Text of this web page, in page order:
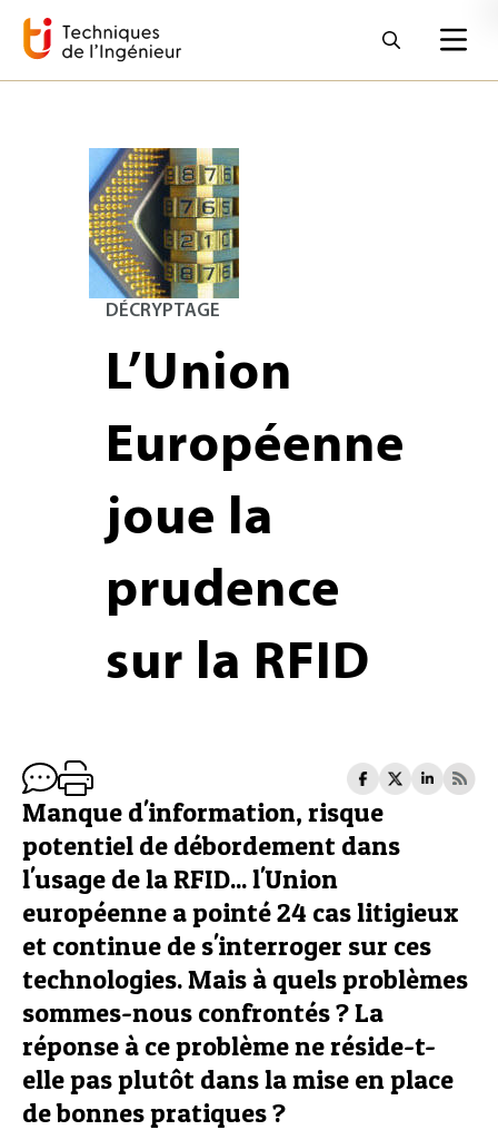
DÉCRYPTAGE
L’Union
Européenne
joue la
prudence
sur la RFID
Manque d'information, risque
potentiel de débordement dans
l'usage de la RFID... l'Union
européenne a pointé 24 cas litigieux
et continue de s'interroger sur ces
technologies. Mais à quels problèmes
sommes-nous confrontés ? La
réponse à ce problème ne réside-t-
elle pas plutôt dans la mise en place
de bonnes pratiques ?